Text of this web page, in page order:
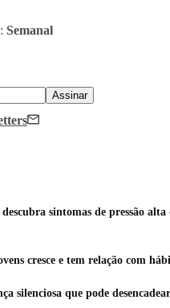
Semanal
Assinar
sintomas de pressão alta
cresce e tem relação com
silenciosa que pode